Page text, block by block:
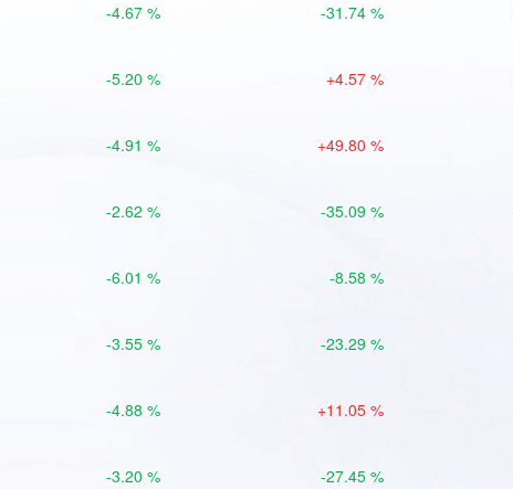
-4.67 % -31.74 %
-5.20 % +4.57 %
-4.91 % +49.80 %
-2.62 % -35.09 %
-6.01 % -8.58 %
-3.55 % -23.29 %
-4.88 % +11.05 %
-3.20 % -27.45 %